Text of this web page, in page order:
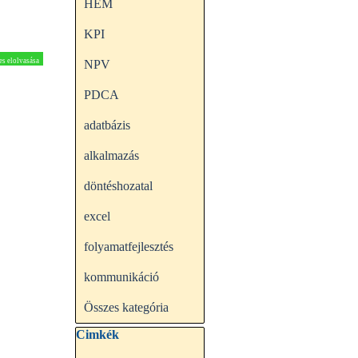
elolvasása
HEM
KPI
NPV
PDCA
adatbázis
alkalmazás
döntéshozatal
excel
folyamatfejlesztés
kommunikáció
Összes kategória
Kihagy blokk Cimkék
Cimkék